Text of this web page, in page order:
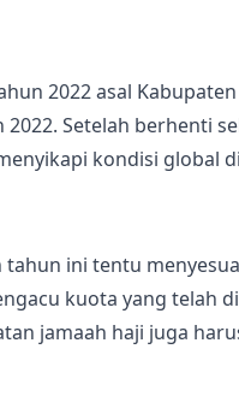
2022 asal
Setelah berhenti
kondisi global
ini tentu
kuota yang telah
jamaah haji juga